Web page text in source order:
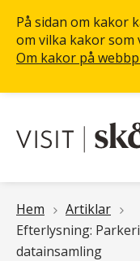
På sidan om kakor
om vilka kakor som
Om kakor på
Länkstig
Hem
Artiklar
Efterlysning:
datainsamling